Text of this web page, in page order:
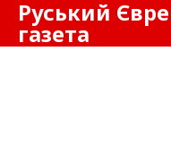
Руський
газета